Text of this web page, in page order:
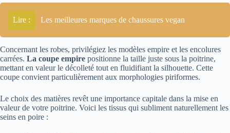
Lire : Les meilleures marques de chaussures vegan
Concernant les robes, privilégiez les modèles empire et les encolures
carrées. La coupe empire positionne la taille juste sous la poitrine,
mettant en valeur le décolleté tout en fluidifiant la silhouette. Cette
coupe convient particulièrement aux morphologies piriformes.
Le choix des matières revêt une importance capitale dans la mise en
valeur de votre poitrine. Voici les tissus qui subliment naturellement les
seins en poire :